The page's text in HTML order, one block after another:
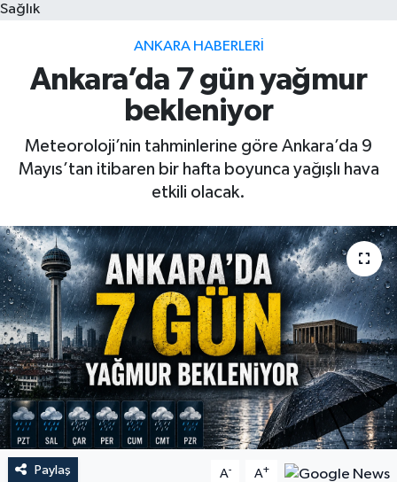
Sağlık
ANKARA HABERLERI
Ankara’da 7 gün yağmur
bekleniyor
Meteoroloji’nin tahminlerine göre Ankara’da 9
Mayıs’tan itibaren bir hafta boyunca yağışlı hava
etkili olacak.
Paylaş A- A+